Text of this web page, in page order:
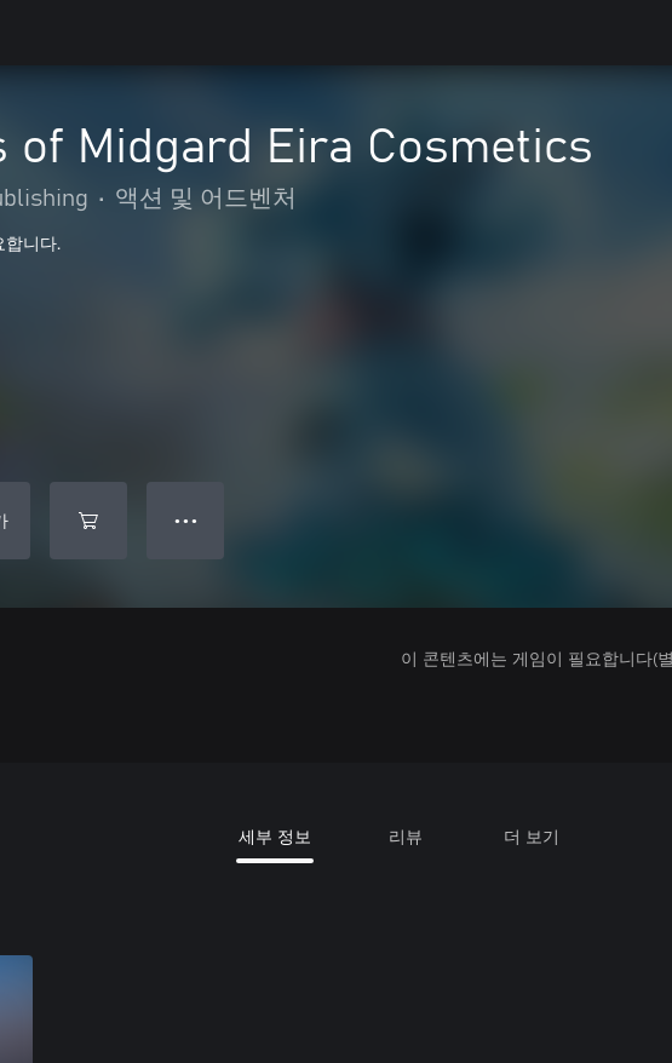
of Midgard Eira Cosmetics
• 액션 및 어드벤처
합니다.
● ● ●
이 콘텐츠에는 게임이 필요합니다(
세부 정보 리뷰 더 보기